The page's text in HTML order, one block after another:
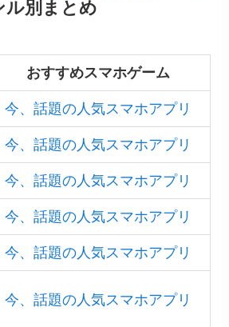
ル別まとめ
おすすめスマホゲーム
今、話題の人気スマホアプリ
今、話題の人気スマホアプリ
今、話題の人気スマホアプリ
今、話題の人気スマホアプリ
今、話題の人気スマホアプリ
今、話題の人気スマホアプリ